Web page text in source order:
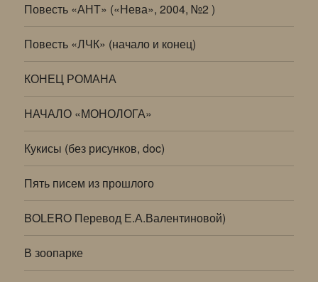
Повесть «АНТ» («Нева», 2004, №2 )
Повесть «ЛЧК» (начало и конец)
КОНЕЦ РОМАНА
НАЧАЛО «МОНОЛОГА»
Кукисы (без рисунков, doc)
Пять писем из прошлого
BOLERO Перевод Е.А.Валентиновой)
В зоопарке